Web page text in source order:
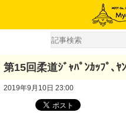
第15回柔道ｼﾞｬﾊﾟﾝｶｯﾌﾟ､
2019年9月10日 23:00